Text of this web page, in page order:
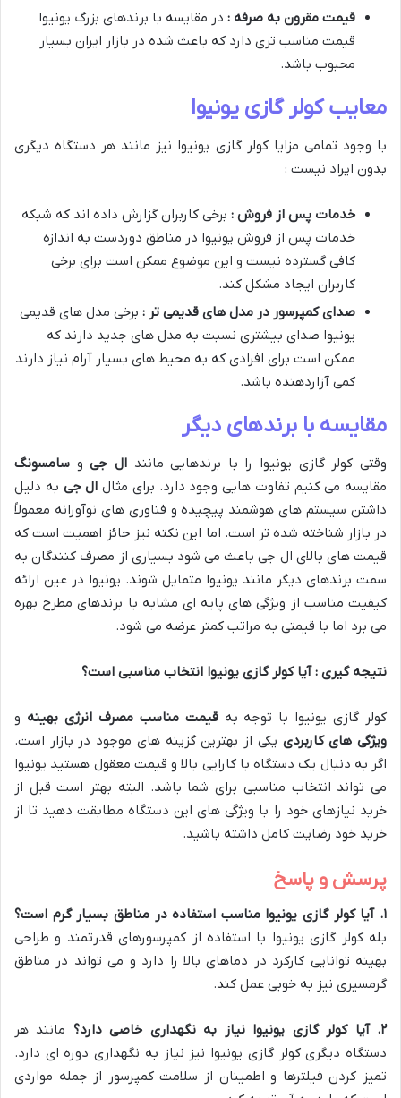
قیمت مقرون به صرفه : در مقایسه با برندهای بزرگ یونیوا
قیمت مناسب تری دارد که باعث شده در بازار ایران بسیار
محبوب باشد.
معایب کولر گازی یونیوا
با وجود تمامی مزایا کولر گازی یونیوا نیز مانند هر دستگاه دیگری
بدون ایراد نیست :
خدمات پس از فروش : برخی کاربران گزارش داده اند که شبکه
خدمات پس از فروش یونیوا در مناطق دوردست به اندازه
کافی گسترده نیست و این موضوع ممکن است برای برخی
کاربران ایجاد مشکل کند.
صدای کمپرسور در مدل های قدیمی تر : برخی مدل های قدیمی
یونیوا صدای بیشتری نسبت به مدل های جدید دارند که
ممکن است برای افرادی که به محیط های بسیار آرام نیاز دارند
کمی آزاردهنده باشد.
مقایسه با برندهای دیگر
وقتی کولر گازی یونیوا را با برندهایی مانندال جیو سامسونگ
مقایسه می کنیم تفاوت هایی وجود دارد. برای مثال ال جی به دلیل
داشتن سیستم های هوشمند پیچیده و فناوری های نوآورانه معمولاً
در بازار شناخته شده تر است. اما این نکته نیز حائز اهمیت است که
قیمت های بالای ال جی باعث می شود بسیاری از مصرف کنندگان به
سمت برندهای دیگر مانند یونیوا متمایل شوند. یونیوا در عین ارائه
کیفیت مناسب از ویژگی های پایه ای مشابه با برندهای مطرح بهره
می برد اما با قیمتی به مراتب کمتر عرضه می شود.
نتیجه گیری : آیا کولر گازی یونیوا انتخاب مناسبی است؟
کولر گازی یونیوا با توجه بهقیمت مناسب مصرف انرژی بهینه و
ویژگی های کاربردی یکی از بهترین گزینه های موجود در بازار است.
اگر به دنبال یک دستگاه با کارایی بالا و قیمت معقول هستید یونیوا
می تواند انتخاب مناسبی برای شما باشد. البته بهتر است قبل از
خرید نیازهای خود را با ویژگی های این دستگاه مطابقت دهید تا از
خرید خود رضایت کامل داشته باشید.
پرسش و پاسخ
۱.آیا کولر گازی یونیوا مناسب استفاده در مناطق بسیار گرم است؟
بله کولر گازی یونیوا با استفاده از کمپرسورهای قدرتمند و طراحی
بهینه توانایی کارکرد در دماهای بالا را دارد و می تواند در مناطق
گرمسیری نیز به خوبی عمل کند.
۲.آیا کولر گازی یونیوا نیاز به نگهداری خاصی دارد؟ مانند هر
دستگاه دیگری کولر گازی یونیوا نیز نیاز به نگهداری دوره ای دارد.
تمیز کردن فیلترها و اطمینان از سلامت کمپرسور از جمله مواردی